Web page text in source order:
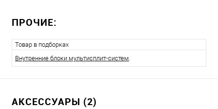
ПРОЧИЕ:
Товар в подборках
Внутренние блоки мультисплит-систем.
АКСЕССУАРЫ (2)